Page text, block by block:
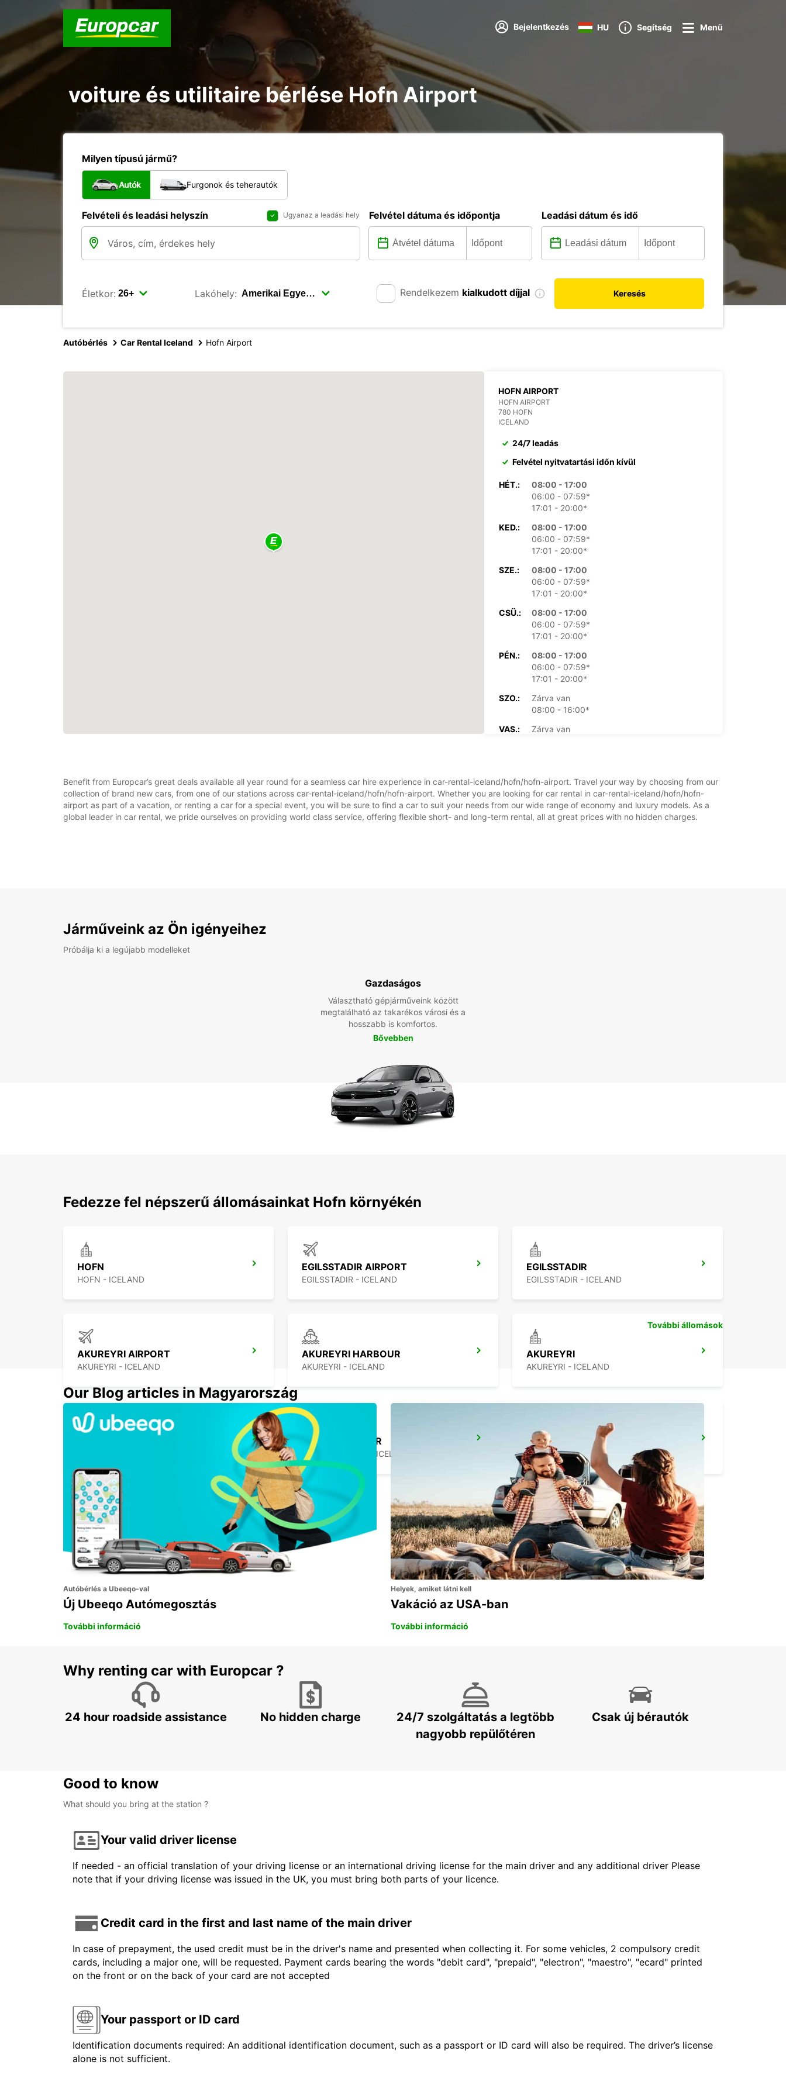
Bejelentkezés HU Segítség Menü
voiture és utilitaire bérlése Hofn Airport
Milyen típusú jármű?
Autók Furgonok és teherautók
Felvételi és leadási helyszín Ugyanaz a leadási hely Felvétel dátuma és időpontja Leadási dátum és idő
Életkor: Lakóhely: Rendelkezem kialkudott díjjal Keresés
Autóbérlés Car Rental Iceland Hofn Airport
HOFN AIRPORT
HOFN AIRPORT
780 HOFN
ICELAND
24/7 leadás
Felvétel nyitvatartási időn kívül
HÉT.:
08:00 - 17:00
06:00 - 07:59*
17:01 - 20:00*
KED.:
08:00 - 17:00
06:00 - 07:59*
17:01 - 20:00*
SZE.:
08:00 - 17:00
06:00 - 07:59*
17:01 - 20:00*
CSÜ.:
08:00 - 17:00
06:00 - 07:59*
17:01 - 20:00*
PÉN.:
08:00 - 17:00
06:00 - 07:59*
17:01 - 20:00*
SZO.:
Zárva van
08:00 - 16:00*
VAS.:
Zárva van
változhatnak.
+354 (0) 4616000
Benefit from Europcar’s great deals available all year round for a seamless car hire experience in car-rental-iceland/hofn/hofn-airport. Travel your way by choosing from our
collection of brand new cars, from one of our stations across car-rental-iceland/hofn/hofn-airport. Whether you are looking for car rental in car-rental-iceland/hofn/hofn-
airport as part of a vacation, or renting a car for a special event, you will be sure to find a car to suit your needs from our wide range of economy and luxury models. As a
global leader in car rental, we pride ourselves on providing world class service, offering flexible short- and long-term rental, all at great prices with no hidden charges.
Járműveink az Ön igényeihez
Próbálja ki a legújabb modelleket
Gazdaságos
Választható gépjárműveink között
megtalálható az takarékos városi és a
hosszabb is komfortos.
Bővebben
Fedezze fel népszerű állomásainkat Hofn környékén
HOFN
HOFN - ICELAND
EGILSSTADIR AIRPORT
EGILSSTADIR - ICELAND
EGILSSTADIR
EGILSSTADIR - ICELAND
AKUREYRI AIRPORT
AKUREYRI - ICELAND
AKUREYRI HARBOUR
AKUREYRI - ICELAND
AKUREYRI
AKUREYRI - ICELAND
SAUDARKROKUR
SAUDARKROKUR - ICELAND
REYKJAVIK
REYKJAVIK - ICELAND
További állomások
Our Blog articles in Magyarország
Autóbérlés a Ubeeqo-val
Új Ubeeqo Autómegosztás
További információ
Helyek, amiket látni kell
Vakáció az USA-ban
További információ
Why renting car with Europcar ?
24 hour roadside assistance No hidden charge
24/7 szolgáltatás a legtöbb
nagyobb repülőtéren
Csak új bérautók
Good to know
What should you bring at the station ?
Your valid driver license
If needed - an official translation of your driving license or an international driving license for the main driver and any additional driver Please
note that if your driving license was issued in the UK, you must bring both parts of your licence.
Credit card in the first and last name of the main driver
In case of prepayment, the used credit must be in the driver's name and presented when collecting it. For some vehicles, 2 compulsory credit
cards, including a major one, will be requested. Payment cards bearing the words "debit card", "prepaid", "electron", "maestro", "ecard" printed
on the front or on the back of your card are not accepted
Your passport or ID card
Identification documents required: An additional identification document, such as a passport or ID card will also be required. The driver’s license
alone is not sufficient.